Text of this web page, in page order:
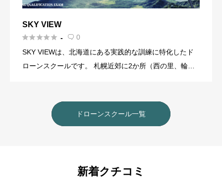
SKY VIEW
 -  0
SKY VIEWは、北海道にある実践的な訓練に特化したド
ローンスクールです。 札幌近郊に2か所（西の里、輪
た点検設備や測 […]
ドローンスクール一覧
新着クチコミ